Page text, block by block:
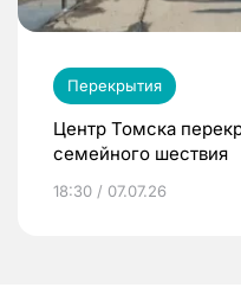
Перекрытия
Центр Томска
семейного шествия
18:30 / 07.07.26